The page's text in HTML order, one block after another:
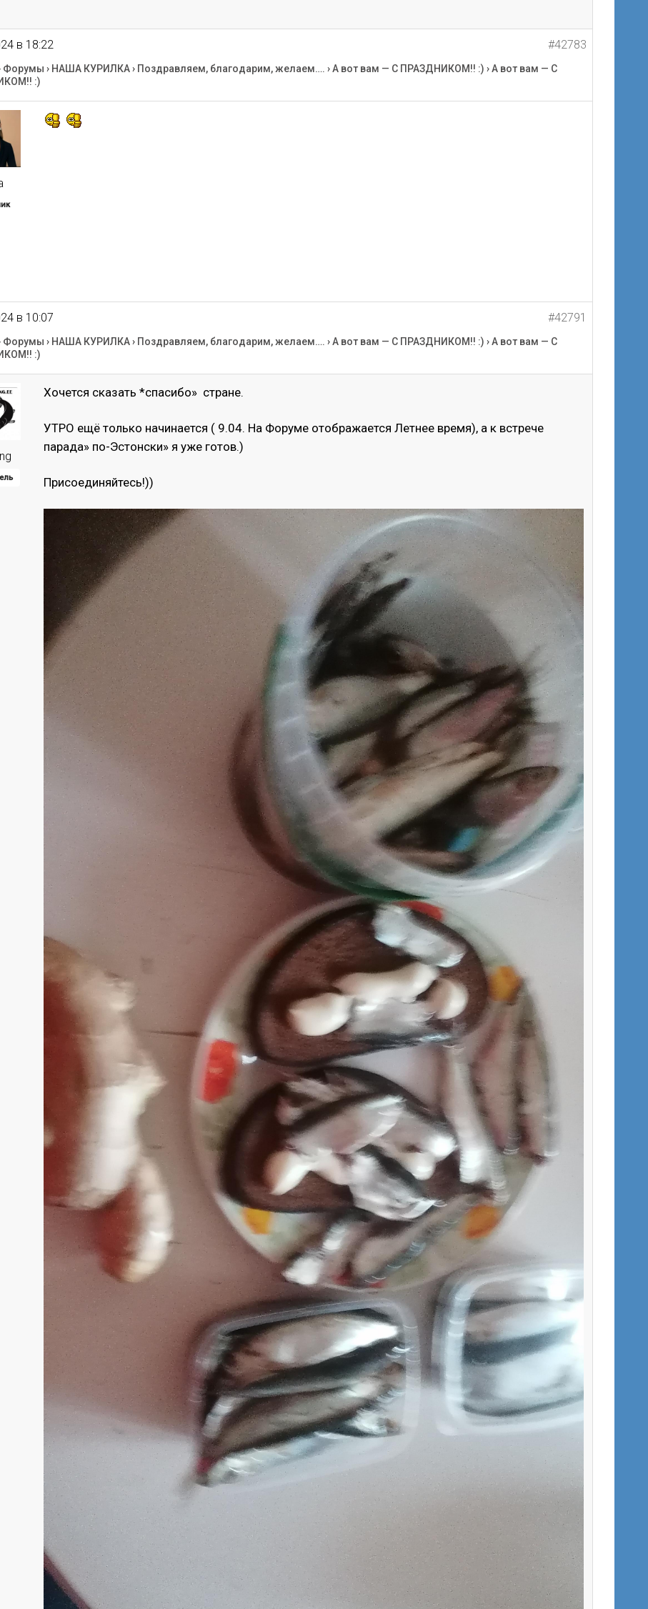
в 18:22 #42783
Форумы › НАША КУРИЛКА› Поздравляем, благодарим, желаем…. ›А вот вам — С ПРАЗДНИКОМ!! :) ›А вот вам — С
:)
в 10:07 #42791
Форумы › НАША КУРИЛКА› Поздравляем, благодарим, желаем…. ›А вот вам — С ПРАЗДНИКОМ!! :) ›А вот вам — С
:)
Хочется сказать *спасибо» стране.
УТРО ещё только начинается ( 9.04. На Форуме отображается Летнее время), а к встрече
парада» по-Эстонски» я уже готов.)
Присоединяйтесь!))